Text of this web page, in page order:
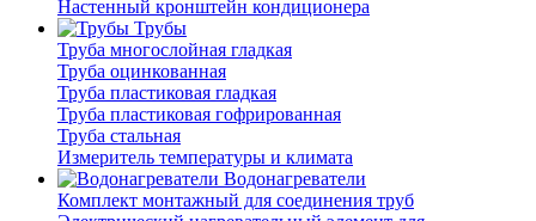
Настенный кронштейн кондиционера
Трубы
Труба многослойная гладкая
Труба оцинкованная
Труба пластиковая гладкая
Труба пластиковая гофрированная
Труба стальная
Измеритель температуры и климата
Водонагреватели
Комплект монтажный для соединения труб